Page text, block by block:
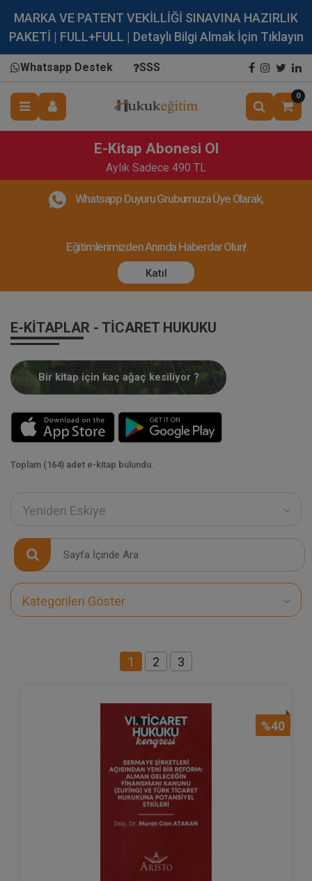
MARKA VE PATENT VEKİLLİĞİ SINAVINA HAZIRLIK
PAKETİ | FULL+FULL | Detaylı Bilgi Almak İçin Tıklayın
Whatsapp Destek SSS
0
E-Kitap Abonesi Ol
Aylık Sadece 490 TL
Whatsapp Duyuru Grubumuza Üye Olarak,
Eğitimlerimizden Anında Haberdar Olun!
Katıl
E-KITAPLAR - TICARET HUKUKU
Bir kitap için kaç ağaç kesiliyor ?
Toplam (164) adet e-kitap bulundu.
Yeniden Eskiye
Kategorileri Göster
1 2 3
%40